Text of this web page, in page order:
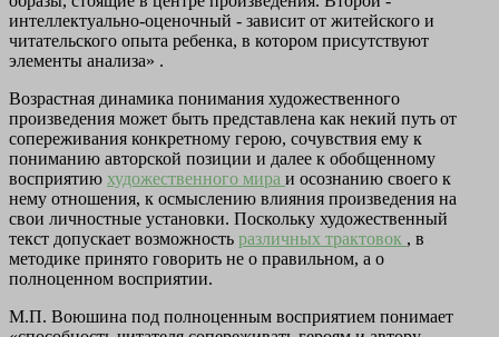
интеллектуально-оценочный - зависит от житейского и
читательского опыта ребенка, в котором присутствуют
элементы анализа» .
Возрастная динамика понимания художественного
произведения может быть представлена как некий путь от
сопереживания конкретному герою, сочувствия ему к
пониманию авторской позиции и далее к обобщенному
восприятию художественного мира и осознанию своего к
нему отношения, к осмыслению влияния произведения на
свои личностные установки. Поскольку художественный
текст допускает возможность различных трактовок , в
методике принято говорить не о правильном, а о
полноценном восприятии.
М.П. Воюшина под полноценным восприятием понимает